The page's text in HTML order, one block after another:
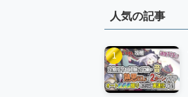
ー人気の記事